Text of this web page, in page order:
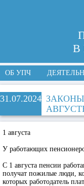
В
ОБ УПЧ
31.07.2024
1 августа
У работающих
С 1 августа пенсии
получат пожилые люди,
которых работодатель